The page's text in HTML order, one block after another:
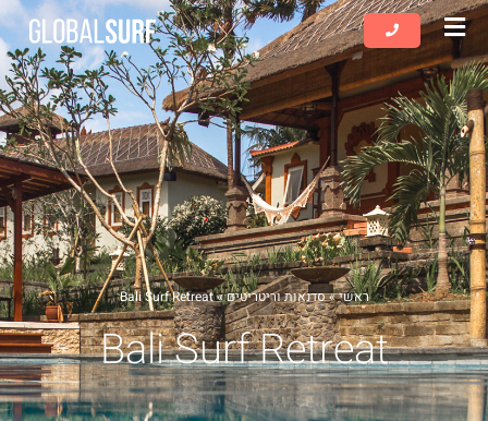
שִׂים
לֵב:
בְּאֲתָר
זֶה
מֻפְעֶלֶת
מַעֲרֶכֶת
נָגִישׁ
בִּקְלִיק
הַמְּסַיַּעַת
לִנְגִישׁוּת
הָאֲתָר.
ראשי»סדנאות וריטריטים»
Bali Surf Retreat
Bali Surf Retreat